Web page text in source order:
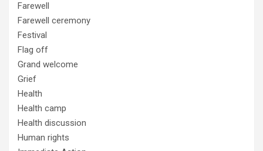
Farewell
Farewell ceremony
Festival
Flag off
Grand welcome
Grief
Health
Health camp
Health discussion
Human rights